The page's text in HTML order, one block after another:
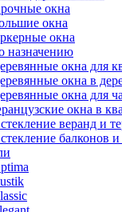
окна
окна
окна
назначению
окна для
окна в
окна для
окна в
веранд и
балконов